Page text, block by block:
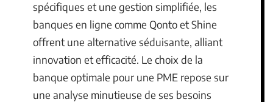
spécifiques et une gestion simplifiée, les
banques en ligne comme Qonto et Shine
offrent une alternative séduisante, alliant
innovation et efficacité. Le choix de la
banque optimale pour une PME repose sur
une analyse minutieuse de ses besoins